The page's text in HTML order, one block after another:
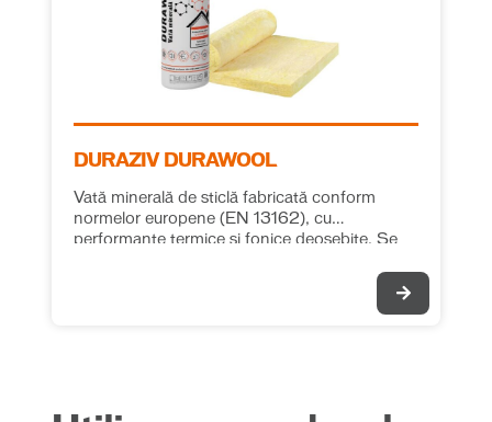
DURAZIV DURAWOOL
Vată minerală de sticlă fabricată conform
normelor europene (EN 13162), cu
performanțe termice și fonice deosebite. Se
toate tipurile de aplicații, fără ca saltelele de